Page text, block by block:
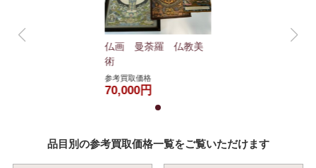
仏画 曼荼羅 仏教美
術
参考買取価格
70,000円
品目別の参考買取価格一覧をご覧いただけます